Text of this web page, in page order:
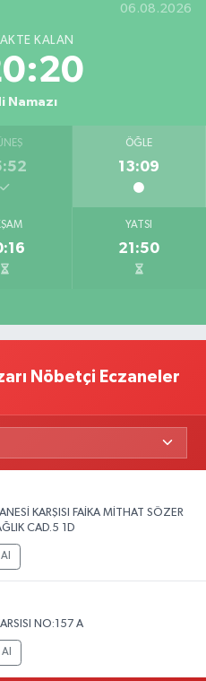
06.08.2026
KALAN
Namazı
ÖĞLE
13:09
YATSI
21:50
Nöbetçi Eczaneler
KARŞISI FAİKA MİTHAT SÖZER
CAD.5 1D
NO:157 A